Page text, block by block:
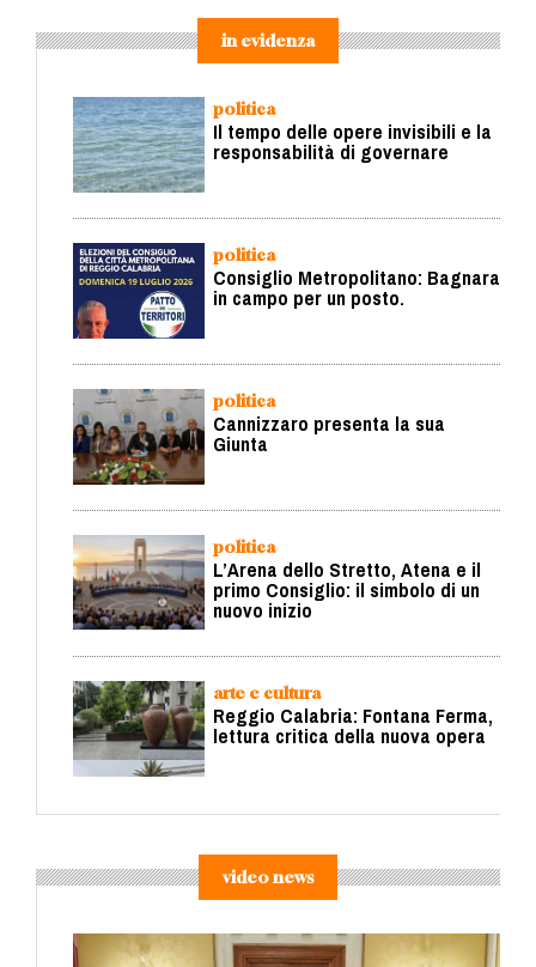
in evidenza
politica
Il tempo delle opere invisibili e la
responsabilità di governare
politica
Consiglio Metropolitano: Bagnara
in campo per un posto.
politica
Cannizzaro presenta la sua
Giunta
politica
L’Arena dello Stretto, Atena e il
primo Consiglio: il simbolo di un
nuovo inizio
arte e cultura
Reggio Calabria: Fontana Ferma,
lettura critica della nuova opera
video news